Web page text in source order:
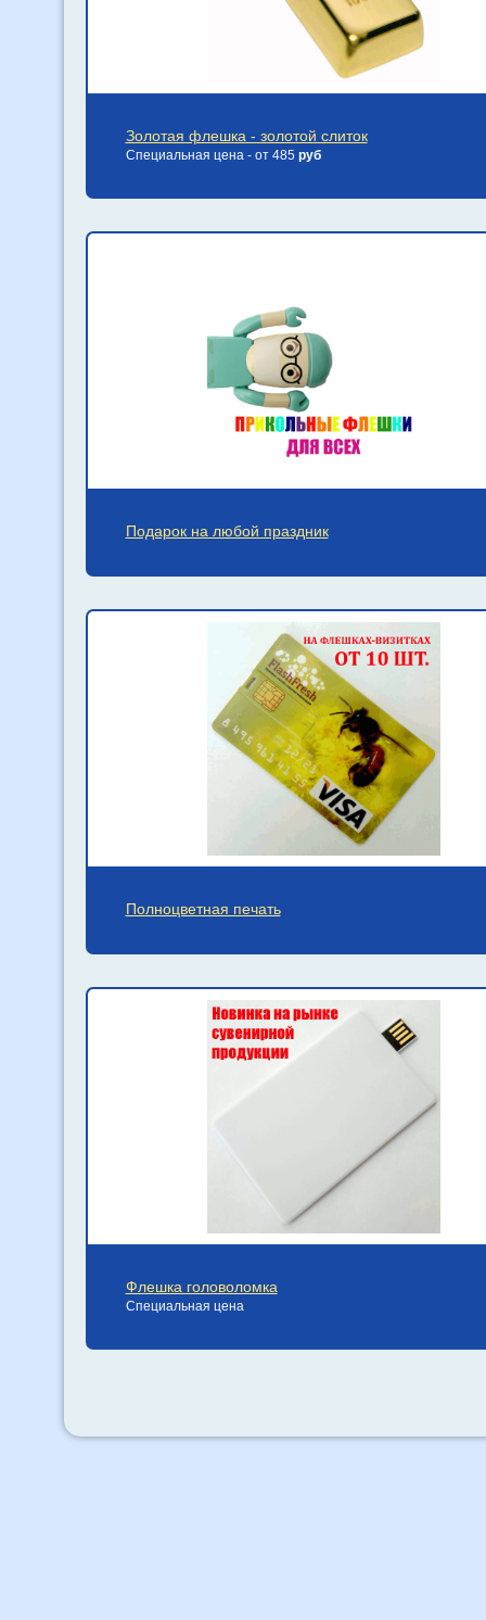
Золотая флешка - золотой слиток
Специальная цена - от 485 руб
Подарок на любой праздник
Полноцветная печать
Флешка головоломка
Специальная цена